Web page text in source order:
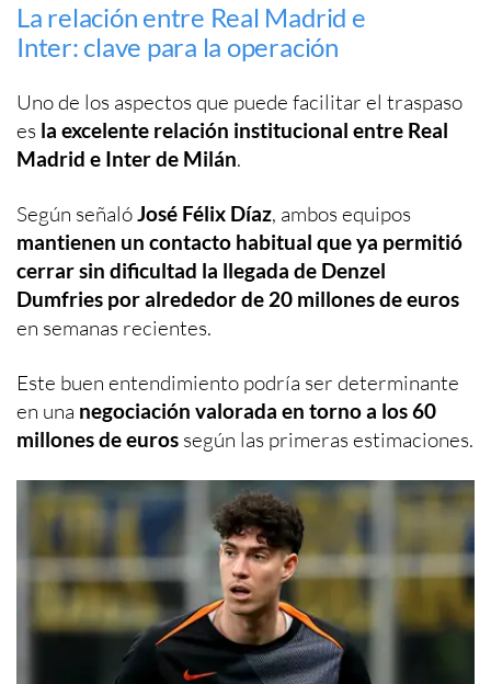
La relación entre Real Madrid e
Inter: clave para la operación
Uno de los aspectos que puede facilitar el traspaso
es la excelente relación institucional entre Real
Madrid e Inter de Milán.
Según señalóJosé Félix Díaz, ambos equipos
mantienen un contacto habitual que ya permitió
cerrar sin dificultad la llegada de Denzel
Dumfries por alrededor de 20 millones de euros
en semanas recientes.
Este buen entendimiento podría ser determinante
en una negociación valorada en torno a los 60
millones de euros según las primeras estimaciones.